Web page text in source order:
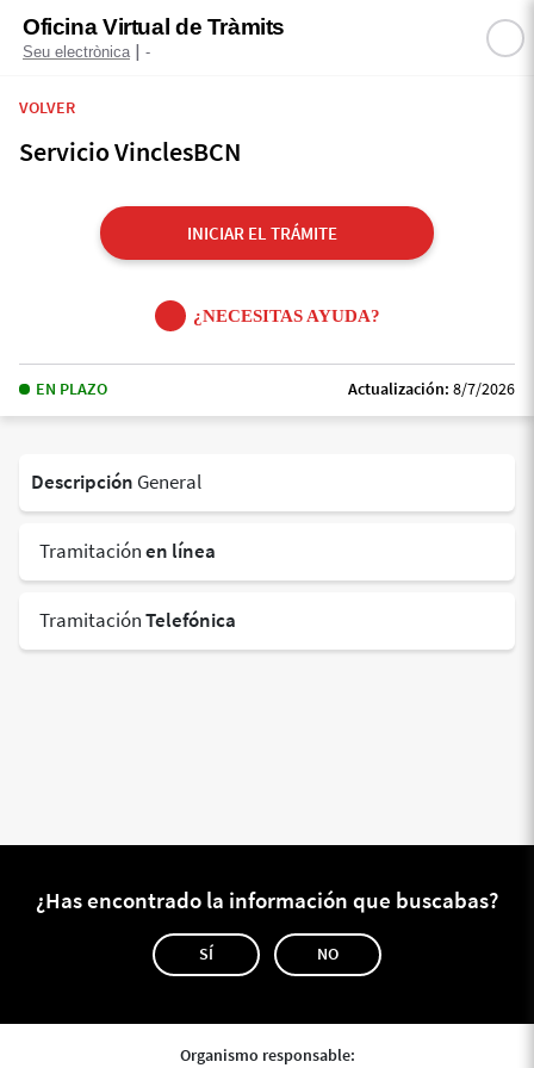
Oficina Virtual de Tràmits
Seu electrònica | -
VOLVER
Servicio VinclesBCN
INICIAR EL TRÁMITE
¿NECESITAS AYUDA?
EN PLAZO Actualización: 8/7/2026
Descripción General
Tramitaciónen línea
TramitaciónTelefónica
¿Has encontrado la información que buscabas?
SÍ NO
Organismo responsable: